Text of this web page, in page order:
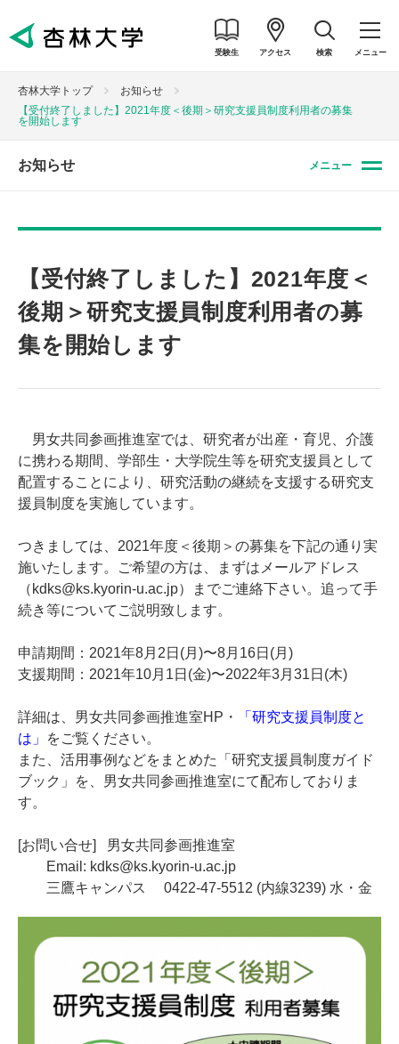
受験生 アクセス 検索 メニュー
杏林大学トップ
お知らせ
【受付終了しました】2021年度＜後期＞研究支援員制度利用者の募集
を開始します
お知らせ メニュー
【受付終了しました】2021年度＜
後期＞研究支援員制度利用者の募
集を開始します
男女共同参画推進室では、研究者が出産・育児、介護
に携わる期間、学部生・大学院生等を研究支援員として
配置することにより、研究活動の継続を支援する研究支
援員制度を実施しています。
つきましては、2021年度＜後期＞の募集を下記の通り実
施いたします。ご希望の方は、まずはメールアドレス
（kdks@ks.kyorin-u.ac.jp）までご連絡下さい。追って手
続き等についてご説明致します。
申請期間：2021年8月2日(月)〜8月16日(月)
支援期間：2021年10月1日(金)〜2022年3月31日(木)
詳細は、 男女共同参画推進室HP・
「研究支援員制度と
は」
をご覧ください。
また、活用事例などをまとめた「研究支援員制度ガイド
ブック」を、男女共同参画推進室にて配布しておりま
す。
[お問い合せ] 男女共同参画推進室
Email: kdks@ks.kyorin-u.ac.jp
三鷹キャンパス 0422-47-5512 (内線3239) 水・金